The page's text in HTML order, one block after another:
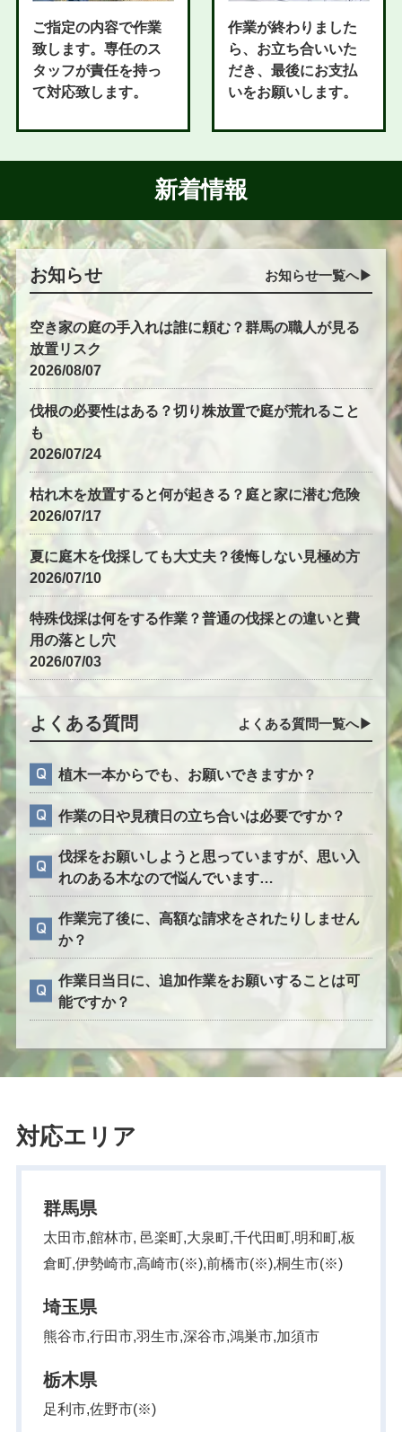
ご指定の内容で作業
致します。専任のス
タッフが責任を持っ
て対応致します。
作業が終わりました
ら、お立ち合いいた
だき、最後にお支払
いをお願いします。
新着情報
お知らせ お知らせ一覧へ▶︎
空き家の庭の手入れは誰に頼む？群馬の職人が見る
放置リスク
2026/08/07
伐根の必要性はある？切り株放置で庭が荒れること
も
2026/07/24
枯れ木を放置すると何が起きる？庭と家に潜む危険
2026/07/17
夏に庭木を伐採しても大丈夫？後悔しない見極め方
2026/07/10
特殊伐採は何をする作業？普通の伐採との違いと費
用の落とし穴
2026/07/03
よくある質問 よくある質問一覧へ▶︎
植木一本からでも、お願いできますか？
作業の日や見積日の立ち合いは必要ですか？
伐採をお願いしようと思っていますが、思い入
れのある木なので悩んでいます…
作業完了後に、高額な請求をされたりしません
か？
作業日当日に、追加作業をお願いすることは可
能ですか？
対応エリア
群馬県
太田市,館林市, 邑楽町,大泉町,千代田町,明和町,板
倉町,伊勢崎市,高崎市(※),前橋市(※),桐生市(※)
埼玉県
熊谷市,行田市,羽生市,深谷市,鴻巣市,加須市
栃木県
足利市,佐野市(※)